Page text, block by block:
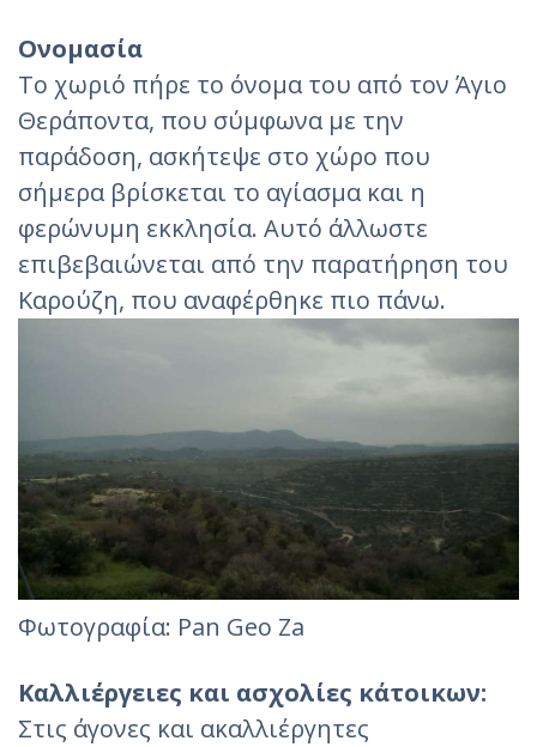
Ονομασία
Το χωριό πήρε το όνομα του από τον Άγιο
Θεράποντα, που σύμφωνα με την
παράδοση, ασκήτεψε στο χώρο που
σήμερα βρίσκεται το αγίασμα και η
φερώνυμη εκκλησία. Αυτό άλλωστε
επιβεβαιώνεται από την παρατήρηση του
Καρούζη, που αναφέρθηκε πιο πάνω.
Φωτογραφία: Pan Geo Za‎
Καλλιέργειες και ασχολίες κάτοικων:
Στις άγονες και ακαλλιέργητες